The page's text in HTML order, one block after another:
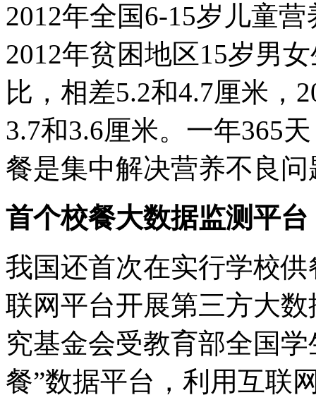
2012年全国6-15岁儿童
2012年贫困地区15岁男
比，相差5.2和4.7厘米，
3.7和3.6厘米。一年365
餐是集中解决营养不良
首个校餐大数据监测平台
我国还首次在实行学校
联网平台开展第三方大
究基金会受教育部全国
餐”数据平台，利用互联